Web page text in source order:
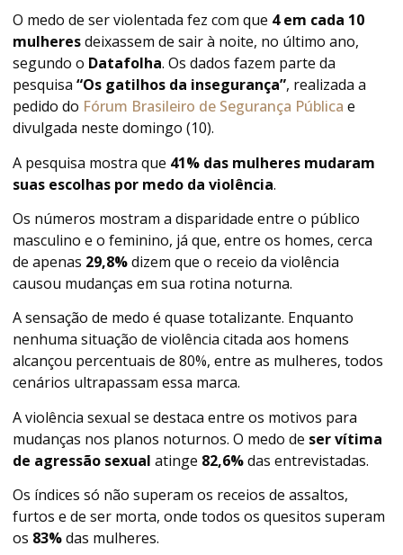
O medo de ser violentada fez com que 4 em cada 10
mulheresdeixassem de sair à noite, no último ano,
segundo o Datafolha. Os dados fazem parte da
pesquisa“Os gatilhos da insegurança”, realizadaa
pedido do Fórum Brasileiro de Segurança Públicae
divulgada neste domingo (10).
A pesquisa mostra que 41% das mulheres mudaram
suas escolhas por medo da violência.
Os números mostram a disparidade entre o público
masculino e o feminino, já que, entre os homes, cerca
de apenas 29,8%dizem que o receio da violência
causou mudanças em sua rotina noturna.
A sensação de medo é quase totalizante. Enquanto
nenhuma situação de violência citada aos homens
alcançou percentuais de 80%, entre as mulheres, todos
cenários ultrapassam essa marca.
A violência sexual se destaca entre os motivos para
mudanças nos planos noturnos. O medo de ser vítima
de agressão sexual atinge 82,6%das entrevistadas.
Os índices só não superam os receios de assaltos,
furtos e de ser morta, onde todos os quesitos superam
os 83%das mulheres.